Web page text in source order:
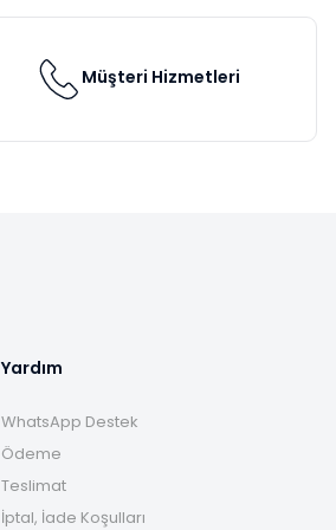
Müşteri Hizmetleri
Yardım
WhatsApp Destek
Ödeme
Teslimat
İptal, İade Koşulları